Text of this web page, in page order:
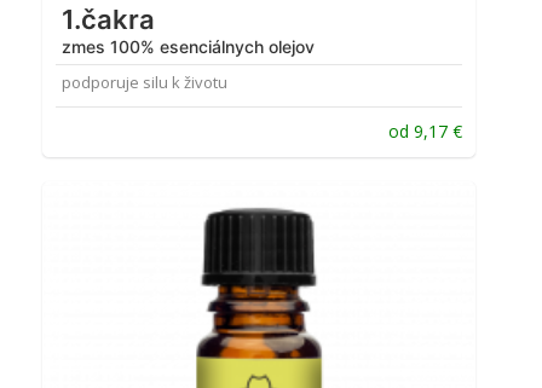
1.čakra
zmes 100% esenciálnych olejov
podporuje silu k životu
od 9,17 €